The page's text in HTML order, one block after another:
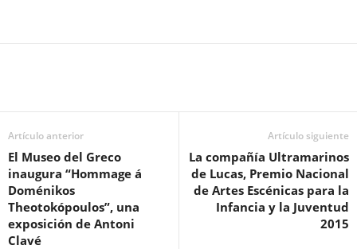
Artículo anterior
El Museo del Greco
inaugura “Hommage á
Doménikos
Theotokópoulos”, una
exposición de Antoni
Clavé
Artículo siguiente
La compañía Ultramarinos
de Lucas, Premio Nacional
de Artes Escénicas para la
Infancia y la Juventud
2015